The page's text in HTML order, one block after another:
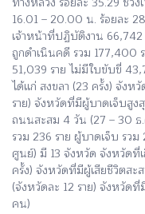
16.01 – 20.00 น. ร้อยละ
เจ้าหน้าที่ปฏิบัติงาน
ถูกดำเนินคดี รวม 177,400
51,039 ราย ไม่มีใบขับขี่
ได้แก่ สงขลา (23 ครั้ง) จังห
ราย) จังหวัดที่มีผู้บาดเจ็บสู
ถนนสะสม 4 วัน (27 – 30 ธ.
รวม 236 ราย ผู้บาดเจ็บ รว
ศูนย์) มี 13 จังหวัด จังหวัดที่
ครั้ง) จังหวัดที่มีผู้เสียชีวิตสะ
(จังหวัดละ 12 ราย) จังหวัด
คน)